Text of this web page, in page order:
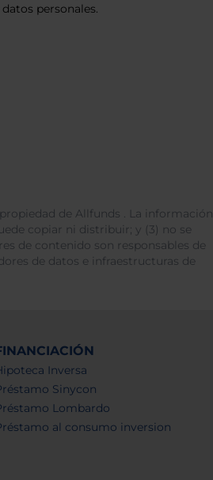
personales.
de Allfunds . La información
copiar ni distribuir; y (3) no se
de contenido son responsables de
de datos e infraestructuras de
Inversa
Sinycon
Lombardo
al consumo inversion